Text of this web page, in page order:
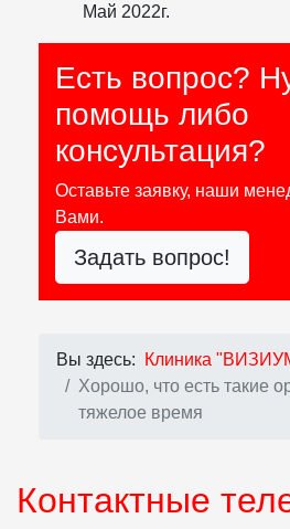
Май 2022г.
Есть вопрос?
помощь либо
консультация?
Оставьте заявку, наши
Вами.
Задать вопрос!
Вы здесь: Клиника
Хорошо, что есть такие
тяжелое время
Контактные